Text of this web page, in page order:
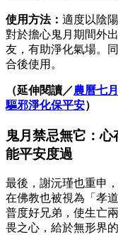
使用方法： 適度以陰
對於擔心鬼月期間外
友，有助淨化氣場。
合後使用。
（延伸閱讀／農曆七
驅邪淨化保平安）
鬼月禁忌無它：
能平安度過
最後，謝沅瑾也重申
在佛教也被視為「孝
普度好兄弟，使生亡
畏之心，給於無形界